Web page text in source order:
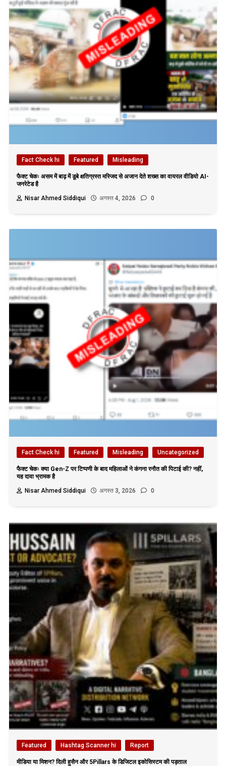
Fact Check hi Featured Misleading
फैक्ट चेकः असम में बाढ़ में डूबे क्षतिग्रस्त मस्जिद से अजान देते शख्स का वायरल वीडियो AI-
जनरेटेड है
Nisar Ahmed Siddiqui
अगस्त 4, 2026 0
Fact Check hi Featured Misleading Uncategorized
फैक्ट चेकः क्या Gen-Z पर टिप्पणी के बाद महिलाओं ने कंगना रनौत की पिटाई की? नहीं,
यह दावा भ्रामक है
Nisar Ahmed Siddiqui
अगस्त 3, 2026 0
Featured Hashtag Scanner hi Report
मीडिया या मिशन? दिली हुसैन और 5Pillars के डिजिटल इकोसिस्टम की पड़ताल